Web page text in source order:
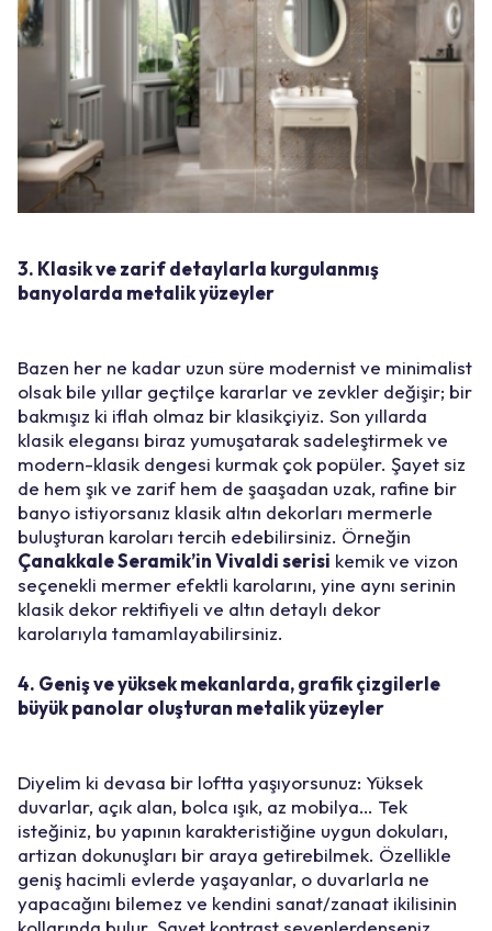
3. Klasik ve zarif detaylarla kurgulanmış
banyolarda metalik yüzeyler
Bazen her ne kadar uzun süre modernist ve minimalist
olsak bile yıllar geçtilçe kararlar ve zevkler değişir; bir
bakmışız ki iflah olmaz bir klasikçiyiz. Son yıllarda
klasik elegansı biraz yumuşatarak sadeleştirmek ve
modern-klasik dengesi kurmak çok popüler. Şayet siz
de hem şık ve zarif hem de şaaşadan uzak, rafine bir
banyo istiyorsanız klasik altın dekorları mermerle
buluşturan karoları tercih edebilirsiniz. Örneğin
Çanakkale Seramik’in Vivaldi serisi kemik ve vizon
seçenekli mermer efektli karolarını, yine aynı serinin
klasik dekor rektifiyeli ve altın detaylı dekor
karolarıyla tamamlayabilirsiniz.
4. Geniş ve yüksek mekanlarda, grafik çizgilerle
büyük panolar oluşturan metalik yüzeyler
Diyelim ki devasa bir loftta yaşıyorsunuz: Yüksek
duvarlar, açık alan, bolca ışık, az mobilya… Tek
isteğiniz, bu yapının karakteristiğine uygun dokuları,
artizan dokunuşları bir araya getirebilmek. Özellikle
geniş hacimli evlerde yaşayanlar, o duvarlarla ne
yapacağını bilemez ve kendini sanat/zanaat ikilisinin